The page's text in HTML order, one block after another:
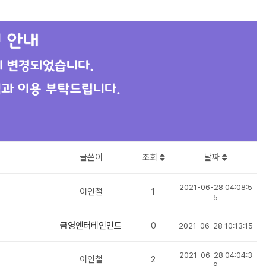
글쓴이 조회 날짜
이인철 1
2021-06-28 04:08:5
5
금영엔터테인먼트 0 2021-06-28 10:13:15
이인철 2
2021-06-28 04:04:3